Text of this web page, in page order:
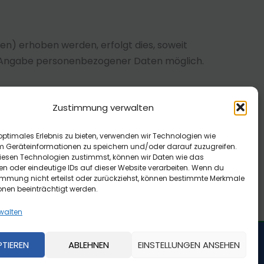
Zustimmung verwalten
Erlebnis zu bieten, verwenden wir Technologien wie
Geräteinformationen zu speichern und/oder darauf zuzugreifen.
Technologien zustimmst, können wir Daten wie das
oder eindeutige IDs auf dieser Website verarbeiten. Wenn du
nicht erteilst oder zurückziehst, können bestimmte Merkmale
beeinträchtigt werden.
ABLEHNEN EINSTELLUNGEN ANSEHEN
erhoben werden, erfolgt dies, soweit
personenbezogener Daten möglich.
von nicht ausdrücklich angeforderter
sich ausdrücklich rechtliche Schritte
Copyright © 2026 SC Urania von 1931 e. V.